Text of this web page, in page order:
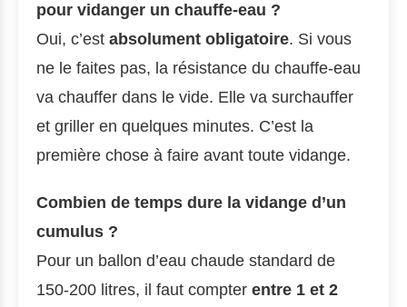
pour vidanger un chauffe-eau ?
Oui, c’est absolument obligatoire. Si vous
ne le faites pas, la résistance du chauffe-eau
va chauffer dans le vide. Elle va surchauffer
et griller en quelques minutes. C’est la
première chose à faire avant toute vidange.
Combien de temps dure la vidange d’un
cumulus ?
Pour un ballon d’eau chaude standard de
150-200 litres, il faut compter entre 1 et 2